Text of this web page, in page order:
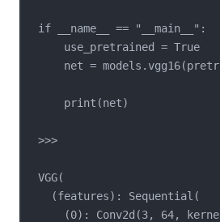
if __name__ == "__main__":
use_pretrained = True
net =
print(net)
>>>
VGG(
(features): Sequential(
(0): Conv2d(3, 64,